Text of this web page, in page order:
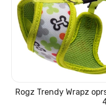
Rogz Trendy Wrapz